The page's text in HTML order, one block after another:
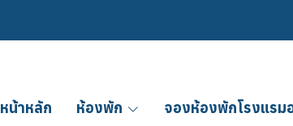
หน้าหลัก ห้องพัก จองห้องพักโรงแรม